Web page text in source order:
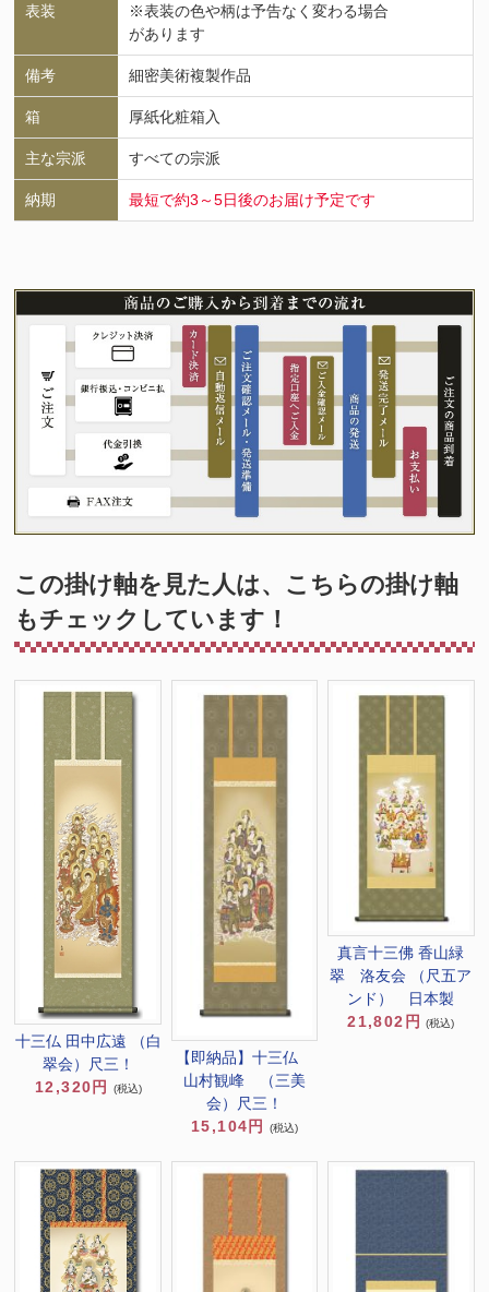
表装
※表装の色や柄は予告なく変わる場合
があります
備考 細密美術複製作品
箱 厚紙化粧箱入
主な宗派 すべての宗派
納期 最短で約3～5日後のお届け予定です
この掛け軸を見た人は、こちらの掛け軸
もチェックしています！
十三仏 田中広遠 （白
翠会）尺三！
12,320円
(税込)
【即納品】十三仏
山村観峰 （三美
会）尺三！
15,104円
(税込)
真言十三佛 香山緑
翠 洛友会 （尺五ア
ンド） 日本製
21,802円
(税込)